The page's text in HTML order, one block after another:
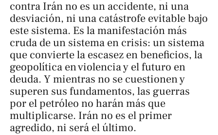
contra Irán no es un accidente, ni una
desviación, ni una catástrofe evitable bajo
este sistema. Es la manifestación más
cruda de un sistema en crisis: un sistema
que convierte la escasez en beneficios, la
geopolítica en violencia y el futuro en
deuda. Y mientras no se cuestionen y
superen sus fundamentos, las guerras
por el petróleo no harán más que
multiplicarse. Irán no es el primer
agredido, ni será el último.